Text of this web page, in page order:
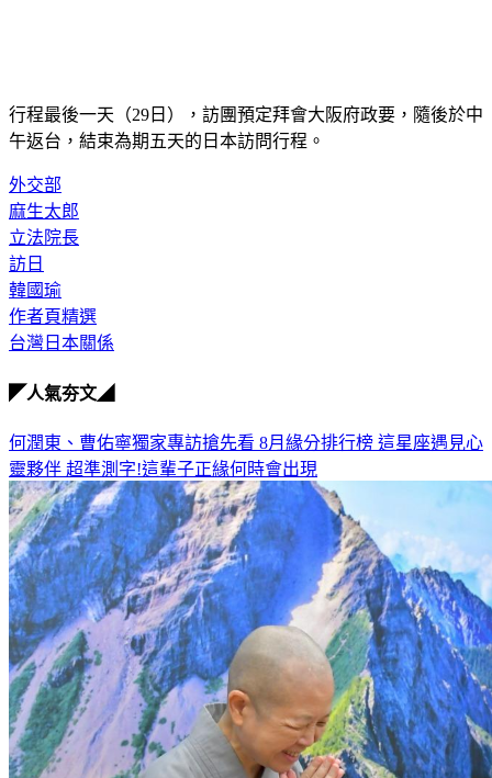
行程最後一天（29日），訪團預定拜會大阪府政要，隨後於中
午返台，結束為期五天的日本訪問行程。
外交部
麻生太郎
立法院長
訪日
韓國瑜
作者頁精選
台灣日本關係
◤人氣夯文◢
何潤東、曹佑寧獨家專訪搶先看 8月緣分排行榜 這星座遇見心
靈夥伴 超準測字!這輩子正緣何時會出現